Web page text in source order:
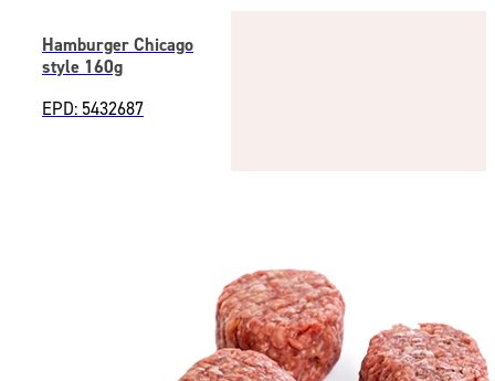
Hamburger Chicago
style 160g
EPD: 5432687